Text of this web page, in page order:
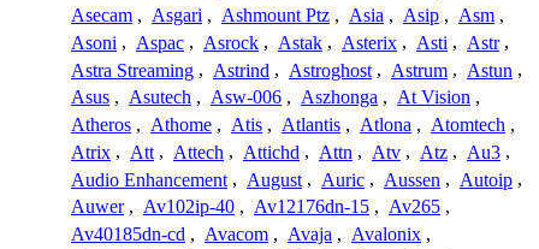
Asecam , Asgari , Ashmount Ptz , Asia , Asip , Asm ,
Asoni , Aspac , Asrock , Astak , Asterix , Asti , Astr ,
Astra Streaming , Astrind , Astroghost , Astrum , Astun ,
Asus , Asutech , Asw-006 , Aszhonga , At Vision ,
Atheros , Athome , Atis , Atlantis , Atlona , Atomtech ,
Atrix , Att , Attech , Attichd , Attn , Atv , Atz , Au3 ,
Audio Enhancement , August , Auric , Aussen , Autoip ,
Auwer , Av102ip-40 , Av12176dn-15 , Av265 ,
Av40185dn-cd , Avacom , Avaja , Avalonix ,